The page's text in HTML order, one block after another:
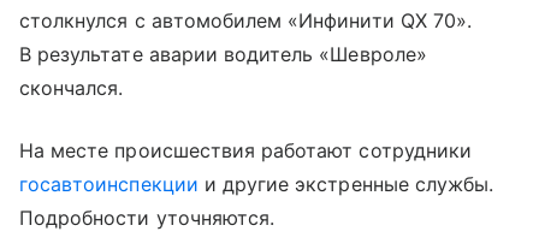
столкнулся с автомобилем «Инфинити QX 70».
В результате аварии водитель «Шевроле»
скончался.
На месте происшествия работают сотрудники
госавтоинспекции и другие экстренные службы.
Подробности уточняются.